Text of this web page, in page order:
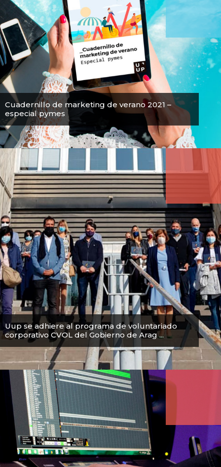
Cuadernillo de marketing de verano 2021 –
especial pymes
Uup se adhiere al programa de voluntariado
corporativo CVOL del Gobierno de Arag ...